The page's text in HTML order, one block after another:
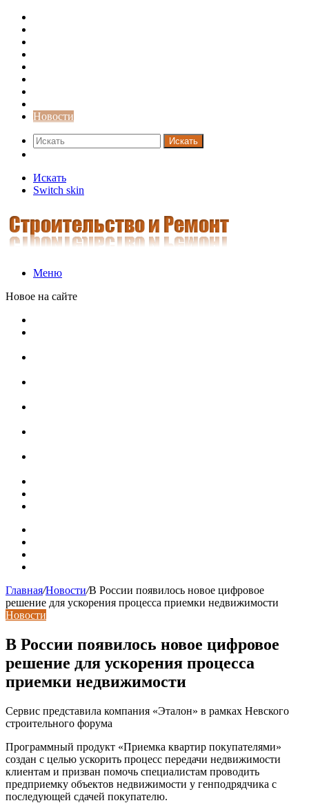
Новости
Искать
Искать
Switch skin
Меню
Новое на сайте
Главная/Новости/В России появилось новое цифровое
решение для ускорения процесса приемки недвижимости
Новости
В России появилось новое цифровое
решение для ускорения процесса
приемки недвижимости
Сервис представила компания «Эталон» в рамках Невского
строительного форума
Программный продукт «Приемка квартир покупателями»
создан с целью ускорить процесс передачи недвижимости
клиентам и призван помочь специалистам проводить
предприемку объектов недвижимости у генподрядчика с
последующей сдачей покупателю.